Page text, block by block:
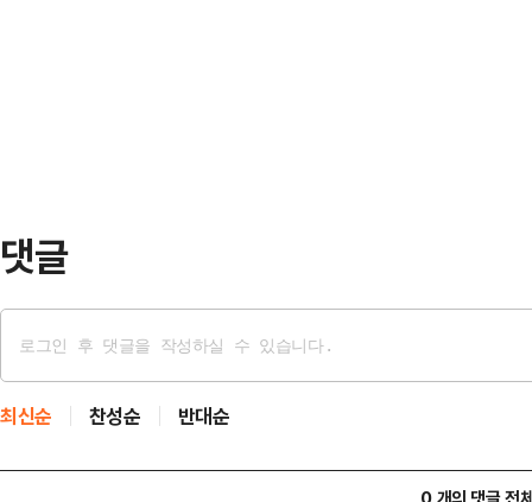
댓글
최신순 찬성순 반대순